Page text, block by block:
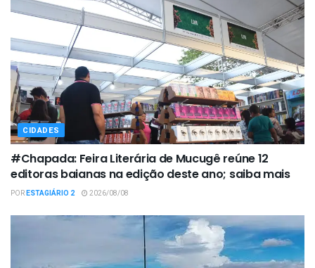
CIDADES
#Chapada: Feira Literária de Mucugê reúne 12
editoras baianas na edição deste ano; saiba mais
PORESTAGIÁRIO 2 2026/08/08